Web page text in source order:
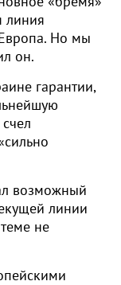
линия
Но мы
он.
гарантии,
возможный
линии
не